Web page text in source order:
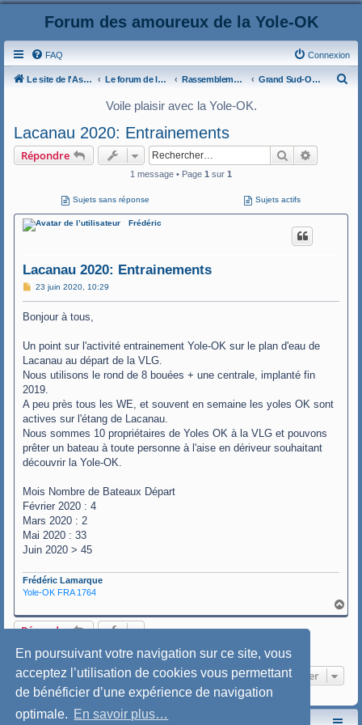
En poursuivant votre navigation sur ce site, vous
acceptez l’utilisation de cookies vous permettant
de bénéficier d’une expérience de navigation
optimale. En savoir plus…
Forum des amoureux de la Yole-OK
FAQ Connexion
Le site de l'AspryOK Le forum de la Yole-OK Rassemblements Grand Sud-Ouest
Voile plaisir avec la Yole-OK.
Lacanau 2020: Entrainements
Répondre Rechercher
1 message • Page 1 sur 1
Sujets sans réponse Sujets actifs
Frédéric
Lacanau 2020: Entrainements
M
s
e
23 juin 2020, 10:29
Bonjour à tous,
Un point sur l'activité entrainement Yole-OK sur le plan d'eau de
Lacanau au départ de la VLG.
Nous utilisons le rond de 8 bouées + une centrale, implanté fin
2019.
A peu près tous les WE, et souvent en semaine les yoles OK sont
actives sur l'étang de Lacanau.
Nous sommes 10 propriétaires de Yoles OK à la VLG et pouvons
prêter un bateau à toute personne à l'aise en dériveur souhaitant
découvrir la Yole-OK.
Mois Nombre de Bateaux Départ
Février 2020 : 4
Mars 2020 : 2
Mai 2020 : 33
Juin 2020 > 45
Frédéric Lamarque
Yole-OK FRA 1764
a
Répondre
1 message • Page1 sur 1
Aller